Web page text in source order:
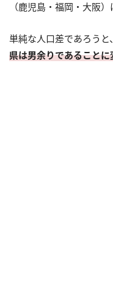
（鹿児島・福岡・大阪）
単純な人口差であろうと
県は男余りであること